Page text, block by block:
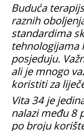
Buduća
raznih
standardima
tehnologijama
posjeduju.
ali je mnogo
koristiti za
Vita 34 je
nalazi među 8
po broju